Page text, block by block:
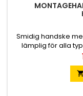
Smidig handske
lämplig för alla
